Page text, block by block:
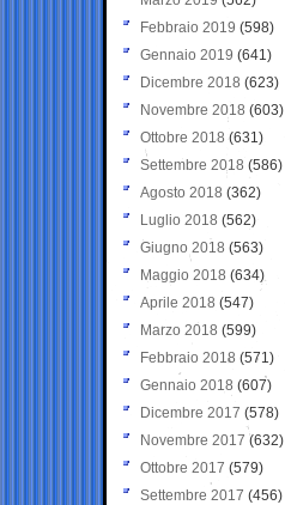
Febbraio 2019 (598)
Gennaio 2019 (641)
Dicembre 2018 (623)
Novembre 2018 (603)
Ottobre 2018 (631)
Settembre 2018 (586)
Agosto 2018 (362)
Luglio 2018 (562)
Giugno 2018 (563)
Maggio 2018 (634)
Aprile 2018 (547)
Marzo 2018 (599)
Febbraio 2018 (571)
Gennaio 2018 (607)
Dicembre 2017 (578)
Novembre 2017 (632)
Ottobre 2017 (579)
Settembre 2017 (456)